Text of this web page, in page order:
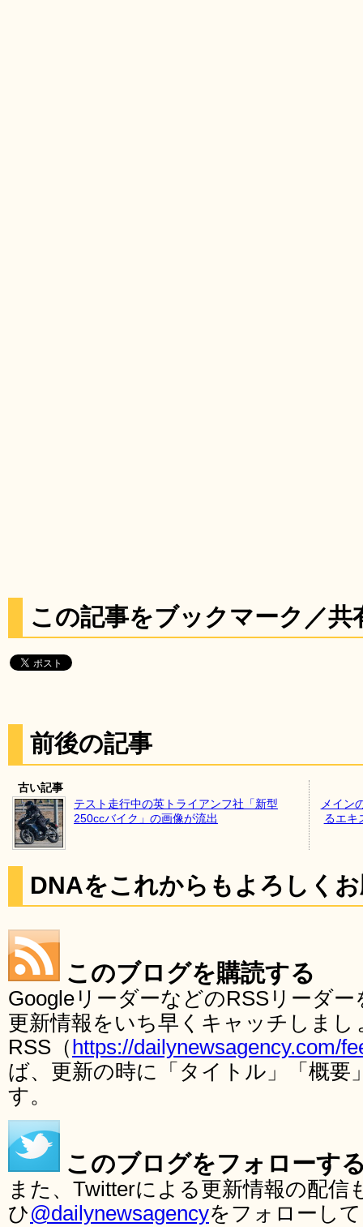
この記事をブックマーク／共
前後の記事
古い記事
テスト走行中の英トライアンフ社「新型
250ccバイク」の画像が流出
メイン
るエキ
DNAをこれからもよろしく
このブログを購読する
GoogleリーダーなどのRSSリーダ
更新情報をいち早くキャッチしま
RSS（ https://dailynewsagency.com/
ば、更新の時に「タイトル」「概要
す。
このブログをフォローす
また、Twitterによる更新情報の配
ひ@dailynewsagencyをフォローし